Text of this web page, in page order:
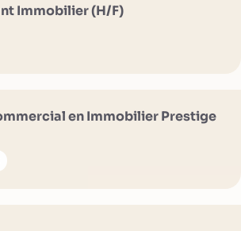
Immobilier (H/F)
en Immobilier Prestige